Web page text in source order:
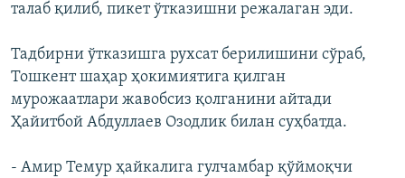
талаб қилиб, пикет ўтказишни режалаган эди.
Тадбирни ўтказишга рухсат берилишини сўраб,
Тошкент шаҳар ҳокимиятига қилган
мурожаатлари жавобсиз қолганини айтади
Ҳайитбой Абдуллаев Озодлик билан суҳбатда.
- Амир Темур ҳайкалига гулчамбар қўймоқчи